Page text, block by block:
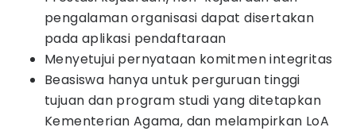
pengalaman organisasi dapat disertakan
pada aplikasi pendaftaraan
Menyetujui pernyataan komitmen integritas
Beasiswa hanya untuk perguruan tinggi
tujuan dan program studi yang ditetapkan
Kementerian Agama, dan melampirkan LoA